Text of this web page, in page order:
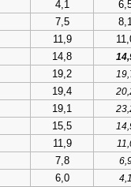
4,1
7,5
11,9
14,8
19,2
19,4
19,1
15,5
11,9
7,8
6,0